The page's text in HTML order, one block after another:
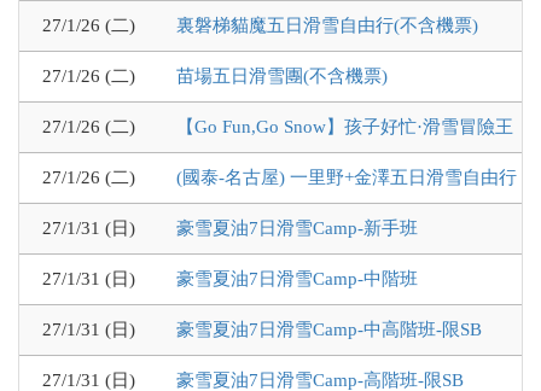
27/1/26 (二) 裏磐梯貓魔五日滑雪自由行(不含機票)
27/1/26 (二) 苗場五日滑雪團(不含機票)
27/1/26 (二) 【Go Fun,Go Snow】孩子好忙·滑雪冒險王
27/1/26 (二) (國泰-名古屋) 一里野+金澤五日滑雪自由行
27/1/31 (日) 豪雪夏油7日滑雪Camp-新手班
27/1/31 (日) 豪雪夏油7日滑雪Camp-中階班
27/1/31 (日) 豪雪夏油7日滑雪Camp-中高階班-限SB
27/1/31 (日) 豪雪夏油7日滑雪Camp-高階班-限SB